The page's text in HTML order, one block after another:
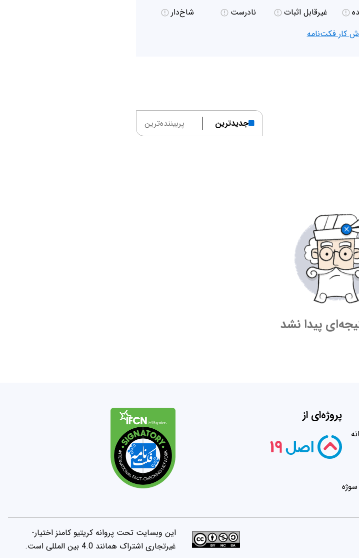
غیر‌قابل اثبات نادرست
شاخ‌دار
کار فکت‌نامه
جدیدترین پربیننده‌ترین
پیدا نشد
پروژه‌ای از
این وبسایت تحت پروانه کریتیو کامنز اختیار-
غیرتجاری اشتراک همانند 4.0 بین المللی است.